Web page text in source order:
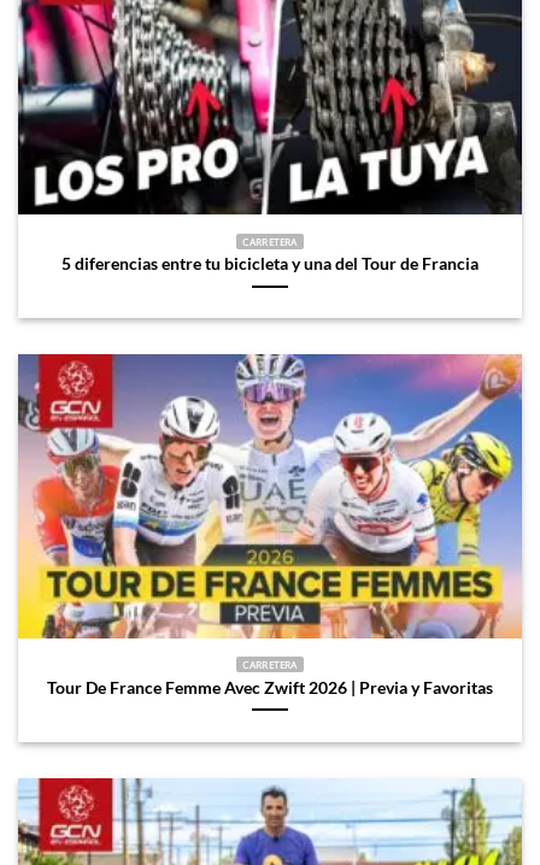
CARRETERA
5 diferencias entre tu bicicleta y una del Tour de Francia
CARRETERA
Tour De France Femme Avec Zwift 2026 | Previa y Favoritas